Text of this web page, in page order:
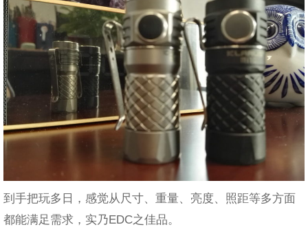
到手把玩多日，感觉从尺寸、重量、亮度、照距等多方面
都能满足需求，实乃EDC之佳品。